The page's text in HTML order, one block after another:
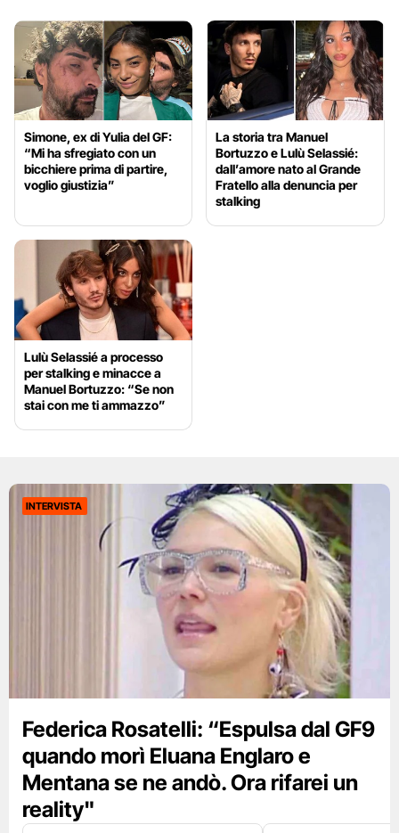
Simone, ex di Yulia del GF:
“Mi ha sfregiato con un
bicchiere prima di partire,
voglio giustizia”
La storia tra Manuel
Bortuzzo e Lulù Selassié:
dall’amore nato al Grande
Fratello alla denuncia per
stalking
Lulù Selassié a processo
per stalking e minacce a
Manuel Bortuzzo: “Se non
stai con me ti ammazzo”
INTERVISTA
Federica Rosatelli: “Espulsa dal GF9
quando morì Eluana Englaro e
Mentana se ne andò. Ora rifarei un
reality"